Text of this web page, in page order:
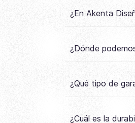
¿En Akenta
¿Dónde
¿Qué tipo de
¿Cuál es la